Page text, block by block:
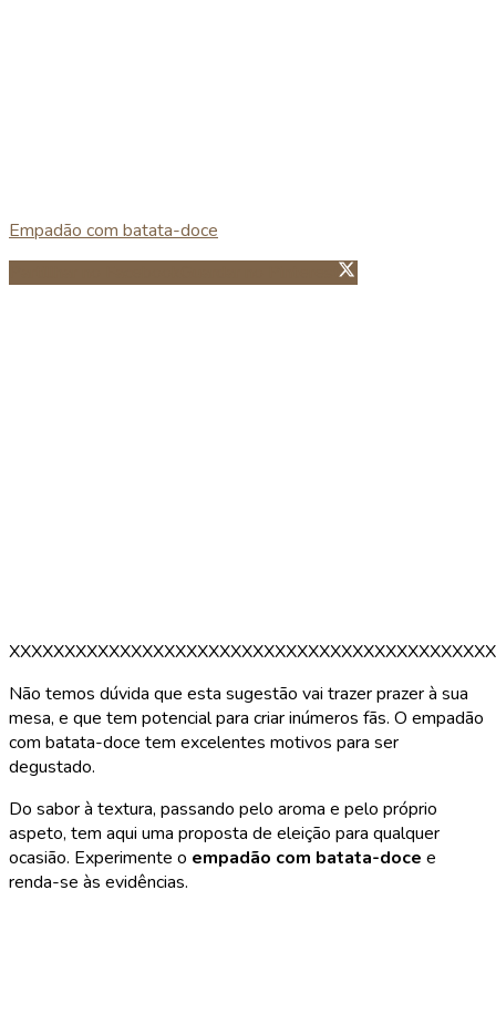
Empadão com batata-doce
Guardar no Pinterest
Não temos dúvida que esta sugestão vai trazer prazer à sua
mesa, e que tem potencial para criar inúmeros fãs. O empadão
com batata-doce tem excelentes motivos para ser
degustado.
Do sabor à textura, passando pelo aroma e pelo próprio
aspeto, tem aqui uma proposta de eleição para qualquer
ocasião. Experimente o empadão com batata-doce e
renda-se às evidências.